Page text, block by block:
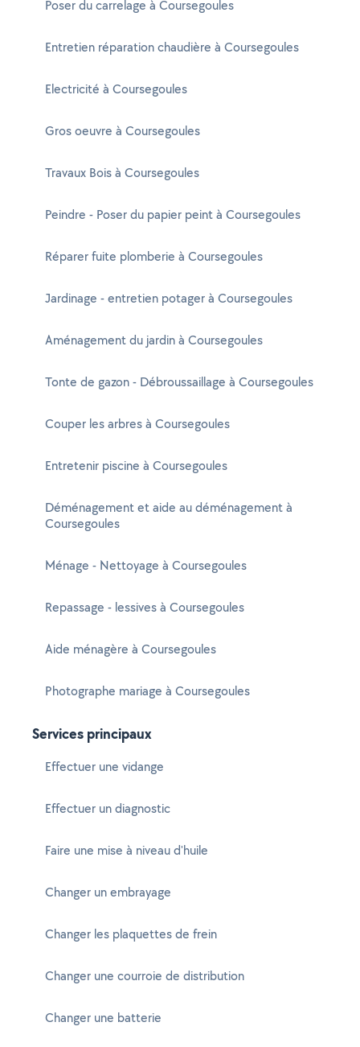
Poser du carrelage à Coursegoules
Entretien réparation chaudière à Coursegoules
Electricité à Coursegoules
Gros oeuvre à Coursegoules
Travaux Bois à Coursegoules
Peindre - Poser du papier peint à Coursegoules
Réparer fuite plomberie à Coursegoules
Jardinage - entretien potager à Coursegoules
Aménagement du jardin à Coursegoules
Tonte de gazon - Débroussaillage à Coursegoules
Couper les arbres à Coursegoules
Entretenir piscine à Coursegoules
Déménagement et aide au déménagement à
Coursegoules
Ménage - Nettoyage à Coursegoules
Repassage - lessives à Coursegoules
Aide ménagère à Coursegoules
Photographe mariage à Coursegoules
Services principaux
Effectuer une vidange
Effectuer un diagnostic
Faire une mise à niveau d'huile
Changer un embrayage
Changer les plaquettes de frein
Changer une courroie de distribution
Changer une batterie